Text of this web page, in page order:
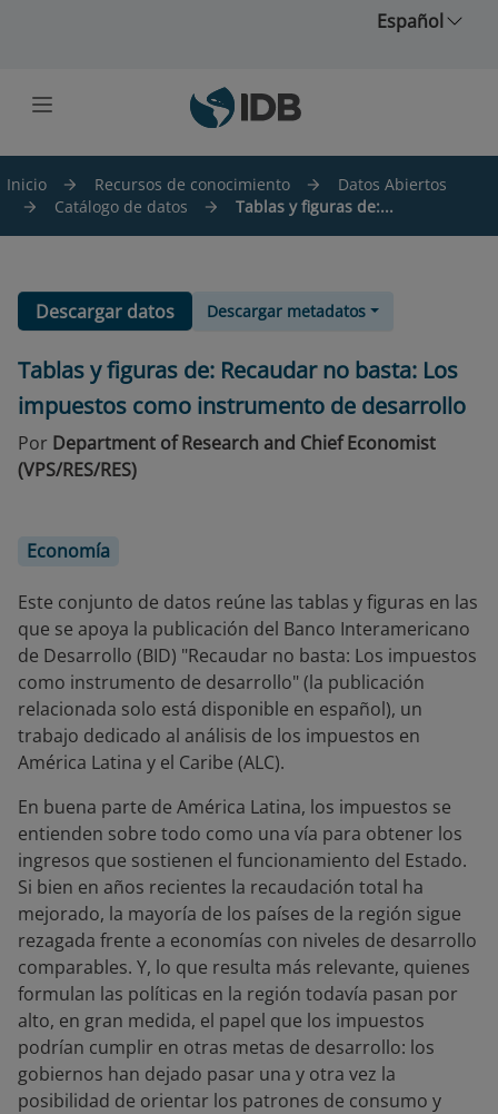
Español
Inicio Recursos de conocimiento
Datos Abiertos
Catálogo de datos
Tablas y figuras de:...
Descargar datos Descargar metadatos
Tablas y figuras de: Recaudar no basta: Los
impuestos como instrumento de desarrollo
Por Department of Research and Chief Economist
(VPS/RES/RES)
Economía
Este conjunto de datos reúne las tablas y figuras en las
que se apoya la publicación del Banco Interamericano
de Desarrollo (BID) "Recaudar no basta: Los impuestos
como instrumento de desarrollo" (la publicación
relacionada solo está disponible en español), un
trabajo dedicado al análisis de los impuestos en
América Latina y el Caribe (ALC).
En buena parte de América Latina, los impuestos se
entienden sobre todo como una vía para obtener los
ingresos que sostienen el funcionamiento del Estado.
Si bien en años recientes la recaudación total ha
mejorado, la mayoría de los países de la región sigue
rezagada frente a economías con niveles de desarrollo
comparables. Y, lo que resulta más relevante, quienes
formulan las políticas en la región todavía pasan por
alto, en gran medida, el papel que los impuestos
podrían cumplir en otras metas de desarrollo: los
gobiernos han dejado pasar una y otra vez la
posibilidad de orientar los patrones de consumo y